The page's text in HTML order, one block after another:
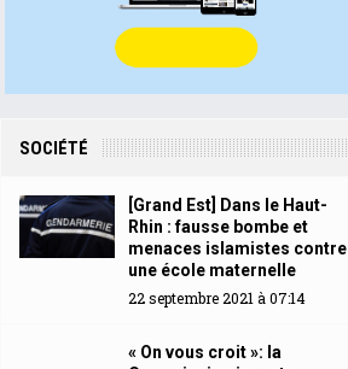
SOCIÉTÉ
[Grand Est] Dans le Haut-
Rhin : fausse bombe et
menaces islamistes contre
une école maternelle
22 septembre 2021 à 07:14
« On vous croit »: la